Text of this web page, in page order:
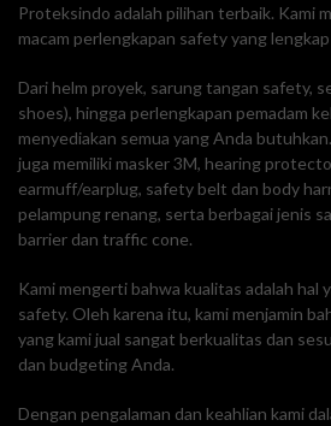
Proteksindo adalah pilihan terbaik. Kami
macam perlengkapan safety yang
Dari helm proyek, sarung tangan safety,
shoes), hingga perlengkapan pemadam
menyediakan semua yang Anda
juga memiliki masker 3M, hearing
earmuff/earplug, safety belt dan body
pelampung renang, serta berbagai jenis
barrier dan traffic cone.
Kami mengerti bahwa kualitas adalah hal
safety. Oleh karena itu, kami menjamin
yang kami jual sangat berkualitas dan
dan budgeting Anda.
Dengan pengalaman dan keahlian kami